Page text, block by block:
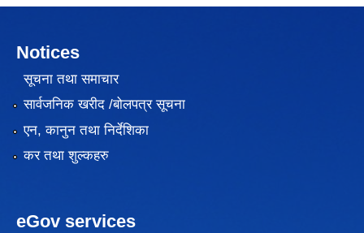
Notices
सूचना तथा समाचार
सार्वजनिक खरीद /बोलपत्र सूचना
एन, कानुन तथा निर्देशिका
कर तथा शुल्कहरु
eGov services